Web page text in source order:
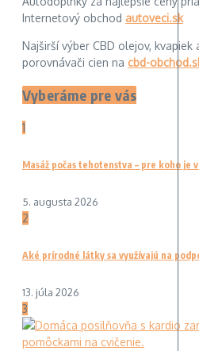
Internetový obchod autoveci.sk
Najširší výber CBD olejov,
porovnávači cien na cbd-
Vyberáme pre vás
1
Masáž počas tehotenstva – pre koho je
5. augusta 2026
2
Aké prírodné látky sa využívajú na
13. júla 2026
3